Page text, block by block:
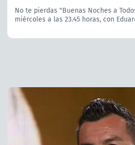
No te pierdas "Buenas Noches a
miércoles a las 23.45 horas, con